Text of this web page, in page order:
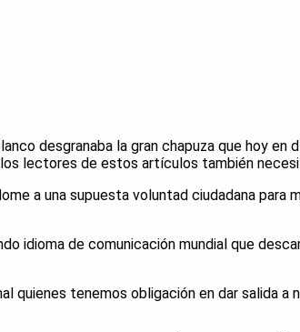
desgranaba la gran chapuza que hoy en
lectores de estos artículos también
a una supuesta voluntad ciudadana para
idioma de comunicación mundial que
tenemos obligación en dar salida a